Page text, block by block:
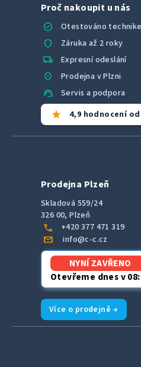
Proč nakoupit u nás
verified
Otestováno
shield Záruka až 2 roky
local_shipping Expresní odeslání
location_on Prodejna v Plzni
support_agent Servis a podpora
star 4,9 hodnocení
Prodejna Plzeň
Skladová 559/24
326 00, Plzeň
call +420 377 471 319
mail info@c-c.cz
NYNÍ ZAVŘENO
Otevřeme dnes v
Více o prodejně →